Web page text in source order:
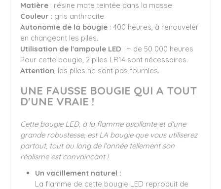
Matière : résine mate teintée dans la masse
Couleur : gris anthracite
Autonomie de la bougie : 400 heures, à renouveler
en changeant les piles.
Utilisation de l'ampoule LED : + de 50 000 heures
Pour cette bougie, 2 piles LR14 sont nécessaires.
Attention, les piles ne sont pas fournies.
UNE FAUSSE BOUGIE QUI A TOUT
D'UNE VRAIE !
Cette bougie LED, à la flamme oscillante et d'une
grande robustesse, est LA bougie que vous utiliserez
partout, tout au long de l'année tellement son
réalisme est convaincant !
Un vacillement naturel :
La flamme de cette bougie LED reproduit de